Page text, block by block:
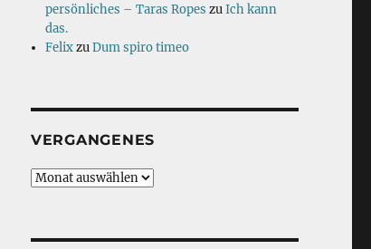
persönliches – Taras Ropes zuIch kann
das.
FelixzuDum spiro timeo
VERGANGENES
Vergangenes